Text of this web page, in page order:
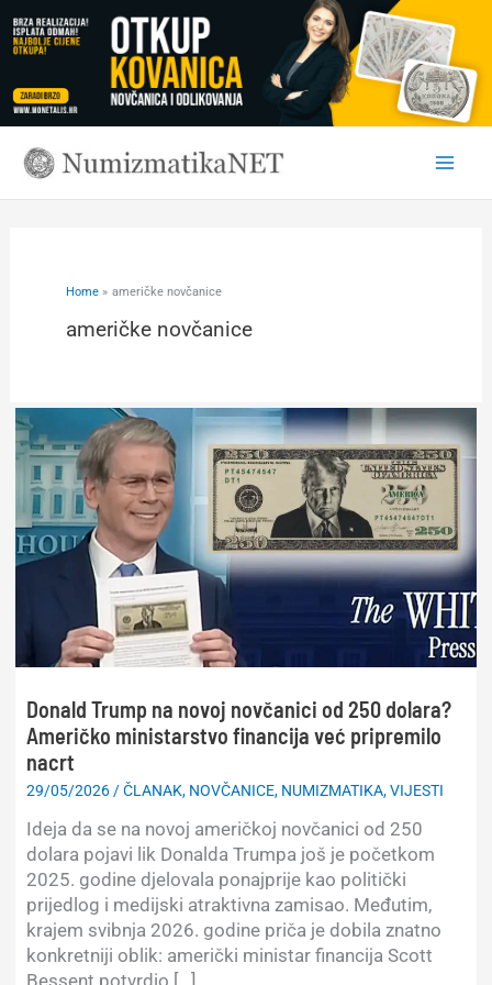
to
content
Home američke novčanice
američke novčanice
Donald Trump na novoj novčanici od 250 dolara?
Američko ministarstvo financija već pripremilo
nacrt
29/05/2026 /ČLANAK, NOVČANICE, NUMIZMATIKA,VIJESTI
Ideja da se na novoj američkoj novčanici od 250
dolara pojavi lik Donalda Trumpa još je početkom
2025. godine djelovala ponajprije kao politički
prijedlog i medijski atraktivna zamisao. Međutim,
krajem svibnja 2026. godine priča je dobila znatno
konkretniji oblik: američki ministar financija Scott
Bessent potvrdio […]